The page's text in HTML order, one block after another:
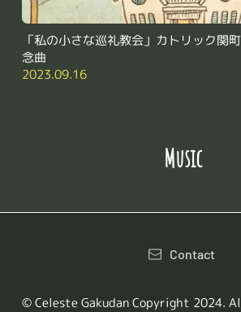
「私の小さな巡礼教会」カトリック関
念曲
2023.09.16
Music
© Celeste Gakudan Copyright 2024.
Contact